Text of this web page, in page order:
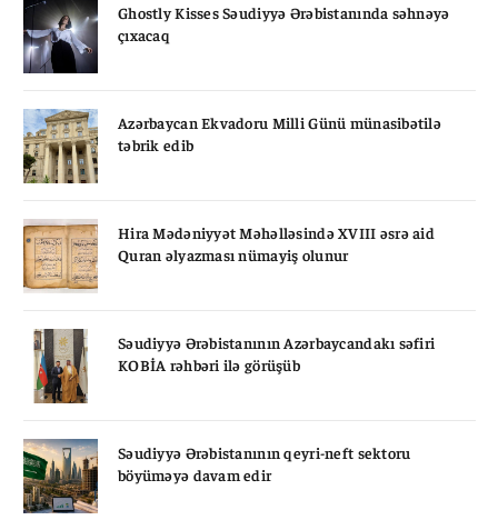
Ghostly Kisses Səudiyyə Ərəbistanında səhnəyə
çıxacaq
Azərbaycan Ekvadoru Milli Günü münasibətilə
təbrik edib
Hira Mədəniyyət Məhəlləsində XVIII əsrə aid
Quran əlyazması nümayiş olunur
Səudiyyə Ərəbistanının Azərbaycandakı səfiri
KOBİA rəhbəri ilə görüşüb
Səudiyyə Ərəbistanının qeyri-neft sektoru
böyüməyə davam edir